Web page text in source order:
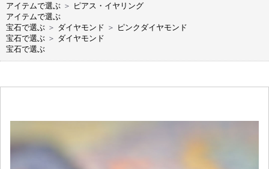
アイテムで選ぶ ＞ ピアス・イヤリング
アイテムで選ぶ
宝石で選ぶ ＞ ダイヤモンド ＞ ピンクダイヤモンド
宝石で選ぶ ＞ ダイヤモンド
宝石で選ぶ